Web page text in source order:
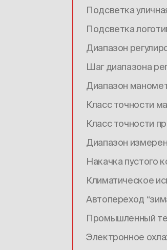
Подсветка
Подсветка
Диапазон
Шаг диапазона
Диапазон
Класс точности
Класс точности
Диапазон
Накачка пустого
Климатическое
Автопереход
Промышленный
Электронное